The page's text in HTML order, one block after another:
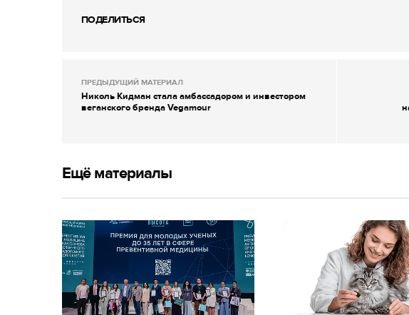
ПОДЕЛИТЬСЯ
ПРЕДЫДУЩИЙ МАТЕРИАЛ
Николь Кидман стала амбассадором и инвестором
веганского бренда Vegamour
Ещё материалы